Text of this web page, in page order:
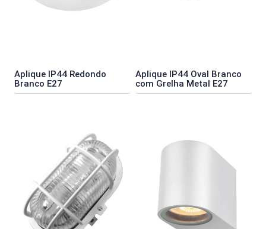
Aplique IP44 Redondo
Branco E27
Aplique IP44 Oval Branco
com Grelha Metal E27